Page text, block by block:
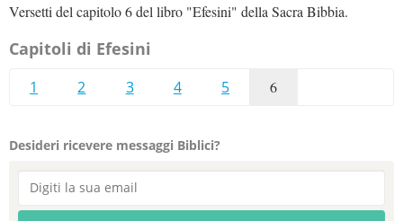
Versetti del capitolo 6 del libro "Efesini" della Sacra Bibbia.
Capitoli di Efesini
1 2 3 4 5 6
Desideri ricevere messaggi Biblici?